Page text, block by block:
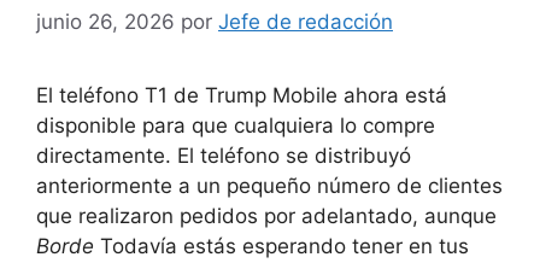
junio 26, 2026 por Jefe de redacción
El teléfono T1 de Trump Mobile ahora está
disponible para que cualquiera lo compre
directamente. El teléfono se distribuyó
anteriormente a un pequeño número de clientes
que realizaron pedidos por adelantado, aunque
Borde Todavía estás esperando tener en tus